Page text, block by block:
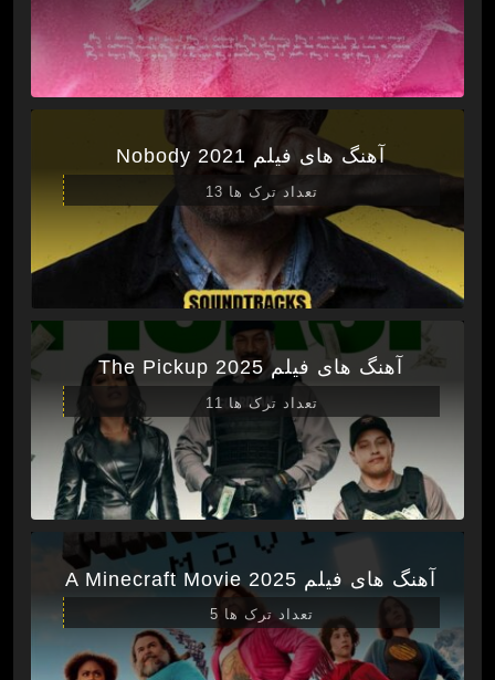
آهنگ های فیلم Nobody 2021
تعداد ترک ها 13
آهنگ های فیلم The Pickup 2025
تعداد ترک ها 11
آهنگ های فیلم A Minecraft Movie 2025
تعداد ترک ها 5